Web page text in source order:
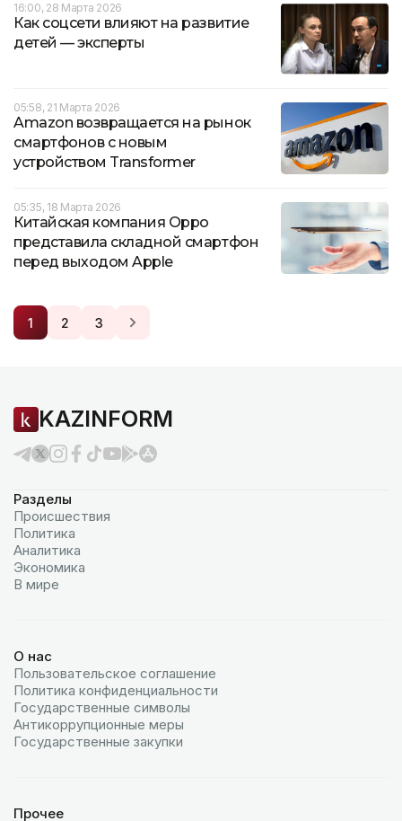
16:00, 28 Марта 2026
Как соцсети влияют на развитие
детей — эксперты
05:58, 21 Марта 2026
Amazon возвращается на рынок
смартфонов с новым
устройством Transformer
05:35, 18 Марта 2026
Китайская компания Oppo
представила складной смартфон
перед выходом Apple
1 2 3
KAZINFORM
Разделы
Происшествия
Политика
Аналитика
Экономика
В мире
О нас
Пользовательское соглашение
Политика конфиденциальности
Государственные символы
Антикоррупционные меры
Государственные закупки
Прочее